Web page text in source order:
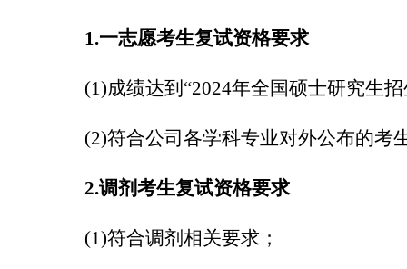
1.一志愿考生复试资格要求
(1)成绩达到 “2024年全国硕士研究生
(2)符合公司各学科专业对外公布的考
2.调剂考生复试资格要求
(1)符合调剂相关要求；